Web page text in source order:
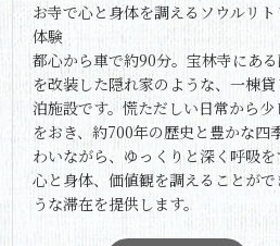
お寺で心と身体を調えるソウルリト
体験
都心から車で約90分。宝林寺にあ
を改装した隠れ家のような、一棟
泊施設です。慌ただしい日常から少
をおき、約700年の歴史と豊かな四
わいながら、ゆっくりと深く呼吸を
心と身体、価値観を調えることがで
うな滞在を提供します。